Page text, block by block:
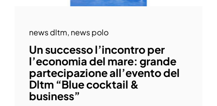
news dltm, news polo
Un successo l’incontro per
l’economia del mare: grande
partecipazione all’evento del
Dltm “Blue cocktail &
business”